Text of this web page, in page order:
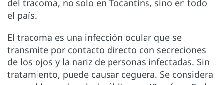
del tracoma, no solo en Tocantins, sino en todo
el país.
El tracoma es una infección ocular que se
transmite por contacto directo con secreciones
de los ojos y la nariz de personas infectadas. Sin
tratamiento, puede causar ceguera. Se considera